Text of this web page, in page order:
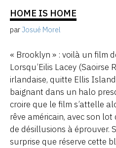
HOME IS HOME
parJosué Morel
« Brooklyn » : voilà un film
Lorsqu’Eilis Lacey (Saoirse
irlandaise, quitte Ellis
baignant dans un halo
croire que le film s’attelle
rêve américain, avec son
de désillusions à éprouver.
surprise que réserve cette